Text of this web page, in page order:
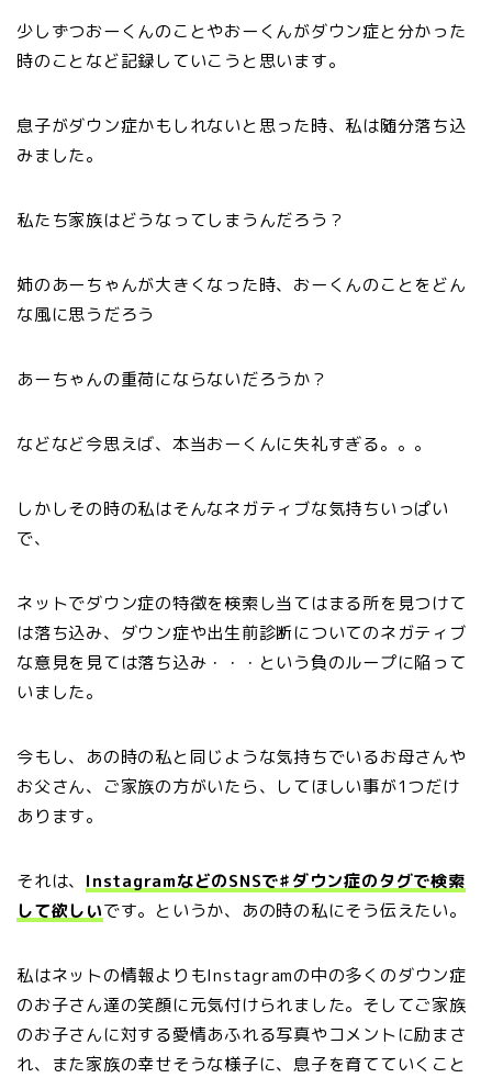
少しずつおーくんのことやおーくんがダウン症と分かった
時のことなど記録していこうと思います。
息子がダウン症かもしれないと思った時、私は随分落ち込
みました。
私たち家族はどうなってしまうんだろう？
姉のあーちゃんが大きくなった時、おーくんのことをどん
な風に思うだろう
あーちゃんの重荷にならないだろうか？
などなど今思えば、本当おーくんに失礼すぎる。。。
しかしその時の私はそんなネガティブな気持ちいっぱい
で、
ネットでダウン症の特徴を検索し当てはまる所を見つけて
は落ち込み、ダウン症や出生前診断についてのネガティブ
な意見を見ては落ち込み・・・という負のループに陥って
いました。
今もし、あの時の私と同じような気持ちでいるお母さんや
お父さん、ご家族の方がいたら、してほしい事が1つだけ
あります。
それは、 InstagramなどのSNSで♯ダウン症のタグで検索
して欲しいです。というか、あの時の私にそう伝えたい。
私はネットの情報よりもInstagramの中の多くのダウン症
のお子さん達の笑顔に元気付けられました。そしてご家族
のお子さんに対する愛情あふれる写真やコメントに励まさ
れ、また家族の幸せそうな様子に、息子を育てていくこと